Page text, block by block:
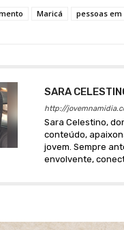
Maricá pessoas
SARA
http://
Sara Celestino,
conteúdo,
jovem. Sempre
envolvente,